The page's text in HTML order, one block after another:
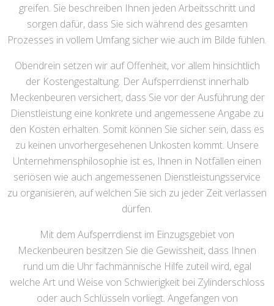
greifen. Sie beschreiben Ihnen jeden Arbeitsschritt und
sorgen dafür, dass Sie sich während des gesamten
Prozesses in vollem Umfang sicher wie auch im Bilde fühlen.
Obendrein setzen wir auf Offenheit, vor allem hinsichtlich
der Kostengestaltung. Der Aufsperrdienst innerhalb
Meckenbeuren versichert, dass Sie vor der Ausführung der
Dienstleistung eine konkrete und angemessene Angabe zu
den Kosten erhalten. Somit können Sie sicher sein, dass es
zu keinen unvorhergesehenen Unkosten kommt. Unsere
Unternehmensphilosophie ist es, Ihnen in Notfällen einen
seriösen wie auch angemessenen Dienstleistungsservice
zu organisieren, auf welchen Sie sich zu jeder Zeit verlassen
dürfen.
Mit dem Aufsperrdienst im Einzugsgebiet von
Meckenbeuren besitzen Sie die Gewissheit, dass Ihnen
rund um die Uhr fachmännische Hilfe zuteil wird, egal
welche Art und Weise von Schwierigkeit bei Zylinderschloss
oder auch Schlüsseln vorliegt. Angefangen von